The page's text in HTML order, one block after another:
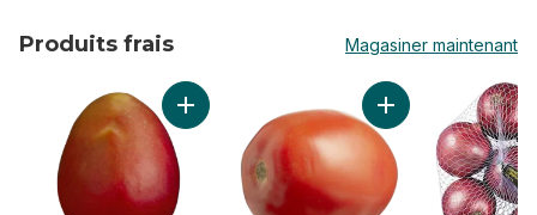
Produits frais Magasiner maintenant
sauter Produits frais
Ajouter Mangues rouges au panier
Ajouter Tomates